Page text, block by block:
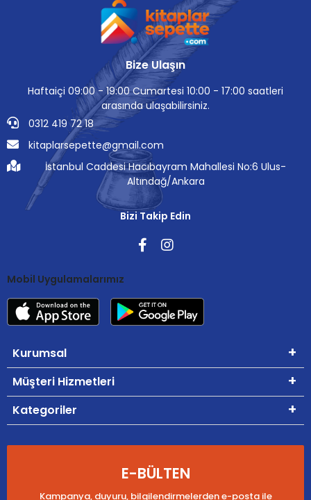
Bize Ulaşın
Haftaiçi 09:00 - 19:00 Cumartesi 10:00 - 17:00 saatleri
arasında ulaşabilirsiniz.
0312 419 72 18
kitaplarsepette@gmail.com
İstanbul Caddesi Hacıbayram Mahallesi No:6 Ulus-
Altındağ/Ankara
Bizi Takip Edin
Mobil Uygulamalarımız
Kurumsal
Müşteri Hizmetleri
Kategoriler
E-BÜLTEN
Kampanya, duyuru, bilgilendirmelerden e-posta ile